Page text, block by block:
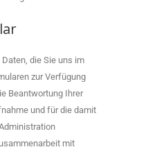
die Sie uns im
zur Verfügung
Beantwortung Ihrer
und für die damit
mit